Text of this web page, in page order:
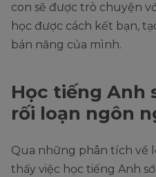
con sẽ được trò chuyện
học được cách kết bạn,
bản năng của mình.
Học tiếng Anh
rối loạn ngôn
Qua những phân tích về
thấy việc học tiếng Anh